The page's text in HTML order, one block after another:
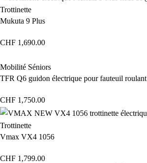
Trottinette
Mukuta 9 Plus
CHF 1,690.00
Mobilité Séniors
TFR Q6 guidon électrique pour fauteuil roulant
CHF 1,750.00
Trottinette
Vmax VX4 1056
CHF 1,799.00